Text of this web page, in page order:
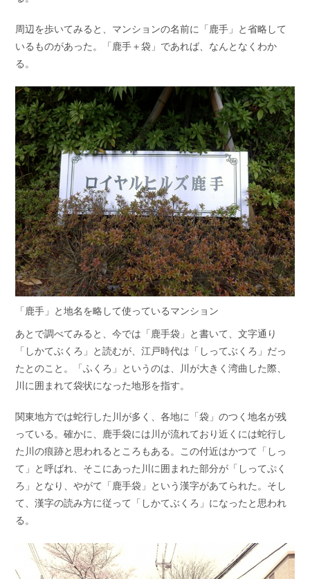
周辺を歩いてみると、マンションの名前に「鹿手」と省略して
いるものがあった。「鹿手＋袋」であれば、なんとなくわか
る。
「鹿手」と地名を略して使っているマンション
あとで調べてみると、今では「鹿手袋」と書いて、文字通り
「しかてぶくろ」と読むが、江戸時代は「しってぶくろ」だっ
たとのこと。「ふくろ」というのは、川が大きく湾曲した際、
川に囲まれて袋状になった地形を指す。
関東地方では蛇行した川が多く、各地に「袋」のつく地名が残
っている。確かに、鹿手袋には川が流れており近くには蛇行し
た川の痕跡と思われるところもある。この付近はかつて「しっ
て」と呼ばれ、そこにあった川に囲まれた部分が「しってぷく
ろ」となり、やがて「鹿手袋」という漢字があてられた。そし
て、漢字の読み方に従って「しかてぶくろ」になったと思われ
る。